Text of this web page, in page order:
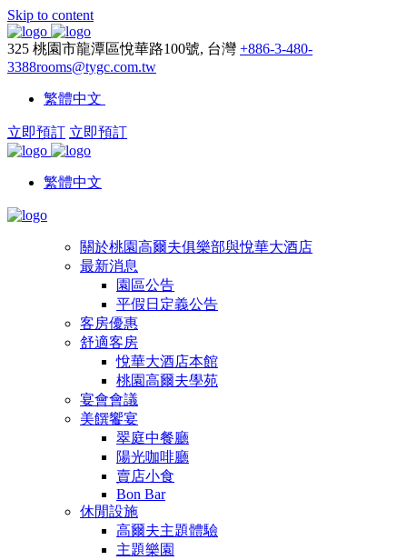
Skip to content
325 桃園市龍潭區悅華路100號, 台灣 +886-3-480-
3388rooms@tygc.com.tw
繁體中文
立即預訂 立即預訂
繁體中文
關於桃園高爾夫俱樂部與悅華大酒店
最新消息
園區公告
平假日定義公告
客房優惠
舒適客房
悅華大酒店本館
桃園高爾夫學苑
宴會會議
美饌饗宴
翠庭中餐廳
陽光咖啡廳
賣店小食
Bon Bar
休閒設施
高爾夫主題體驗
主題樂園